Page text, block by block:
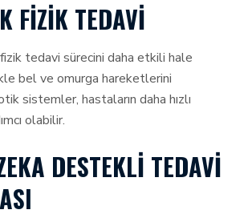
FIZIK TEDAVI
tedavi sürecini daha etkili hale
bel ve omurga hareketlerini
sistemler, hastaların daha hızlı
olabilir.
DESTEKLI TEDAVI